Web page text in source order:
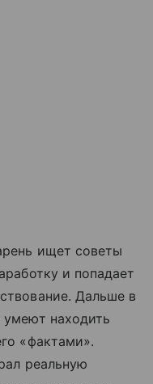
ищет советы
и попадает
Дальше в
находить
«фактами».
реальную